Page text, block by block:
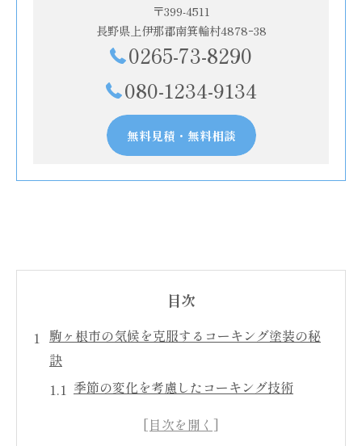
〒399-4511
長野県上伊那郡南箕輪村4878ｰ38
0265-73-8290
080-1234-9134
無料見積・無料相談
目次
駒ヶ根市の気候を克服するコーキング塗装の秘
訣
季節の変化を考慮したコーキング技術
冬の寒さに強いコーキング材の選び方